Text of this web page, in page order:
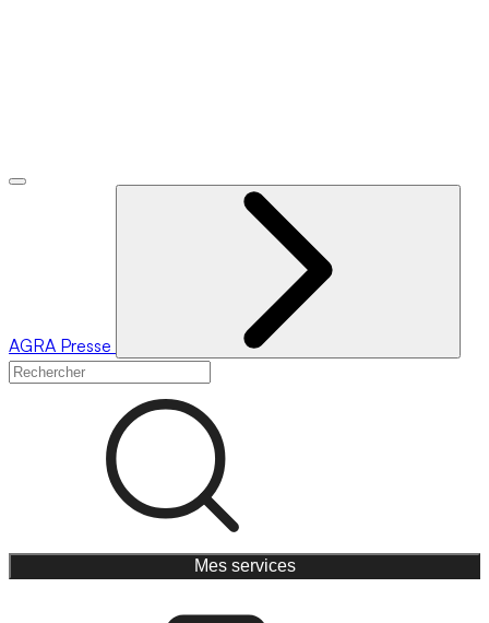
AGRA Presse
Mes services